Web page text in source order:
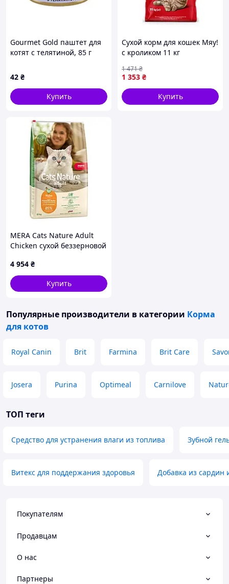
Gourmet Gold паштет для
котят с телятиной, 85 г
42 ₴
Купить
Сухой корм для кошек Мяу!
с кроликом 11 кг
— Доступный
1 353 ₴
1 471₴
Купить
MERA Cats Nature Adult
Chicken сухой беззерновой
всех пород с курицей 10 кг
4 954 ₴
Купить
Популярные производители в категории Корма
для котов
Royal Canin Brit Farmina Brit Care
Josera Purina Optimeal Carnilove
ТОП теги
Средство для устранения влаги из топлива Зубной
Витекс для поддержания здоровья Добавка из сардин
Покупателям
Продавцам
О нас
Партнеры